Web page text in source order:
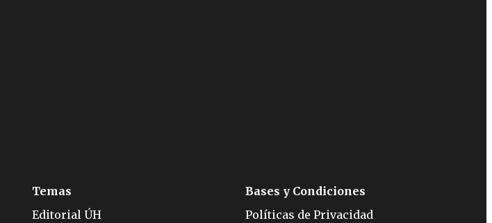
Temas
Editorial ÚH
Bases y Condiciones
Políticas de Privacidad